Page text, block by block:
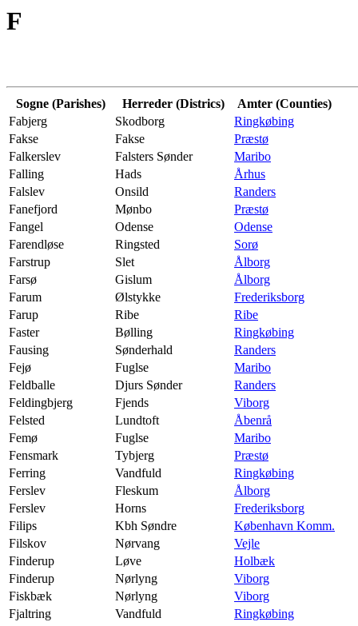
F
Sogne (Parishes) Herreder (Districs)
Amter (Counties)
Fabjerg
Skodborg
Ringkøbing
Fakse
Fakse
Præstø
Falkerslev
Falsters Sønder
Maribo
Falling
Hads
Århus
Falslev
Onsild
Randers
Fanefjord
Mønbo
Præstø
Fangel
Odense
Odense
Farendløse
Ringsted
Sorø
Farstrup
Slet
Ålborg
Farsø
Gislum
Ålborg
Farum
Ølstykke
Frederiksborg
Farup
Ribe
Ribe
Faster
Bølling
Ringkøbing
Fausing
Sønderhald
Randers
Fejø
Fuglse
Maribo
Feldballe
Djurs Sønder
Randers
Feldingbjerg
Fjends
Viborg
Felsted
Lundtoft
Åbenrå
Femø
Fuglse
Maribo
Fensmark
Tybjerg
Præstø
Ferring
Vandfuld
Ringkøbing
Ferslev
Fleskum
Ålborg
Ferslev
Horns
Frederiksborg
Filips
Kbh Søndre
København Komm.
Filskov
Nørvang
Vejle
Finderup
Løve
Holbæk
Finderup
Nørlyng
Viborg
Fiskbæk
Nørlyng
Viborg
Fjaltring
Vandfuld
Ringkøbing